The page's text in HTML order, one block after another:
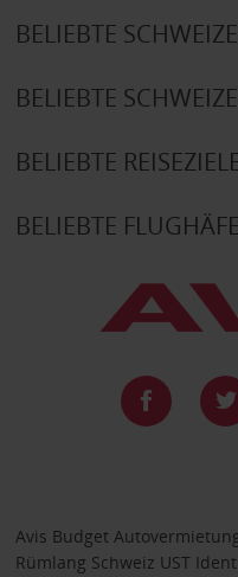
BELIEBTE
BELIEBTE
BELIEBTE
BELIEBTE
Avis Budget
Rümlang Schweiz UST